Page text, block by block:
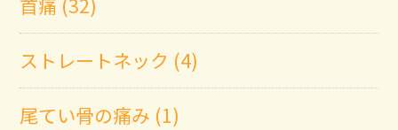
首痛 (32)
ストレートネック (4)
尾てい骨の痛み (1)